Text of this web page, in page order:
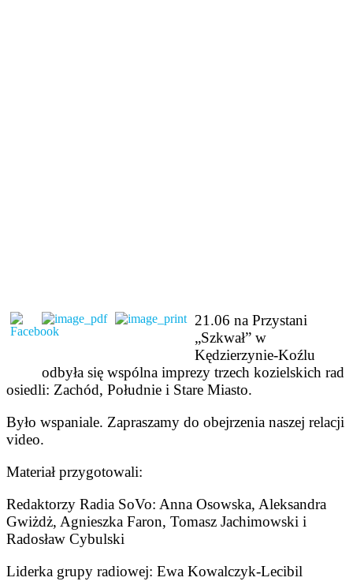
21.06 na Przystani
„Szkwał” w
Kędzierzynie-Koźlu
odbyła się wspólna imprezy trzech kozielskich rad
osiedli: Zachód, Południe i Stare Miasto.
Było wspaniale. Zapraszamy do obejrzenia naszej relacji
video.
Materiał przygotowali:
Redaktorzy Radia SoVo: Anna Osowska, Aleksandra
Gwiżdż, Agnieszka Faron, Tomasz Jachimowski i
Radosław Cybulski
Liderka grupy radiowej: Ewa Kowalczyk-Lecibil